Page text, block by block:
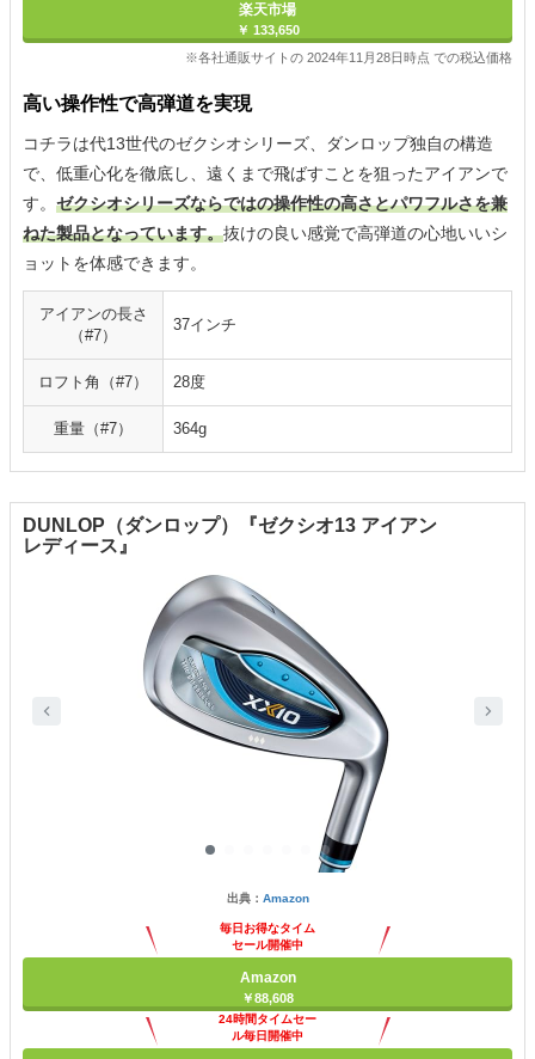
楽天市場
￥ 133,650
※各社通販サイトの 2024年11月28日時点 での税込価格
高い操作性で高弾道を実現
コチラは代13世代のゼクシオシリーズ、ダンロップ独自の構造
で、低重心化を徹底し、遠くまで飛ばすことを狙ったアイアンで
す。 ゼクシオシリーズならではの操作性の高さとパワフルさを兼
ねた製品となっています。抜けの良い感覚で高弾道の心地いいシ
ョットを体感できます。
アイアンの長さ
（#7）
37インチ
ロフト角（#7） 28度
重量（#7） 364g
DUNLOP（ダンロップ）『ゼクシオ13 アイアン
レディース』
出典： Amazon
毎日お得なタイム
セール開催中
Amazon
￥88,608
24時間タイムセー
ル毎日開催中